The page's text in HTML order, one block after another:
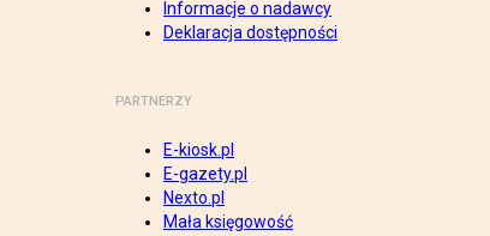
Informacje o nadawcy
Deklaracja dostępności
PARTNERZY
E-kiosk.pl
E-gazety.pl
Nexto.pl
Mała księgowość